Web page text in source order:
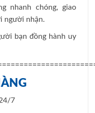
nhanh chóng, giao
người nhận.
bạn đồng hành uy
7